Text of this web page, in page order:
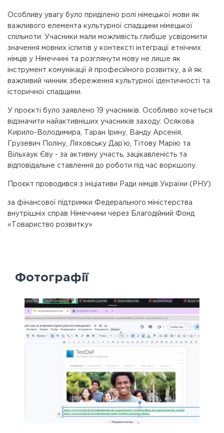
Особливу увагу було приділено ролі німецької мови як
важливого елемента культурної спадщини німецької
спільноти. Учасники мали можливість глибше усвідомити
значення мовних іспитів у контексті інтеграції етнічних
німців у Німеччині та розглянути мову не лише як
інструмент комунікації й професійного розвитку, а й як
важливий чинник збереження культурної ідентичності та
історичної спадщини.
У проєкті було заявлено 19 учасників. Особливо хочеться
відзначити найактивніших учасників заходу: Осякова
Кирило-Володимира, Таран Ірину, Ванду Арсенія,
Грузевич Поліну, Ляховську Дар’ю, Тітову Марію та
Вільхаук Єву - за активну участь, зацікавленість та
відповідальне ставлення до роботи під час воркшопу.
Проєкт проводився з ініціативи Ради німців України (РНУ)
за фінансової підтримки Федерального міністерства
внутрішніх справ Німеччини через Благодійний Фонд
«Товариство розвитку»
Фотографії